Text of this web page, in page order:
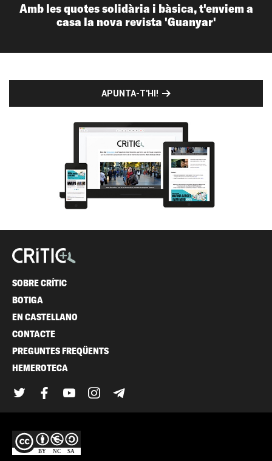
Amb les quotes solidària i bàsica, t'enviem a
casa la nova revista 'Guanyar'
APUNTA-T'HI!
SOBRE CRÍTIC
BOTIGA
EN CASTELLANO
CONTACTE
PREGUNTES FREQÜENTS
HEMEROTECA
TwitterFacebook
YouTubeInstagram